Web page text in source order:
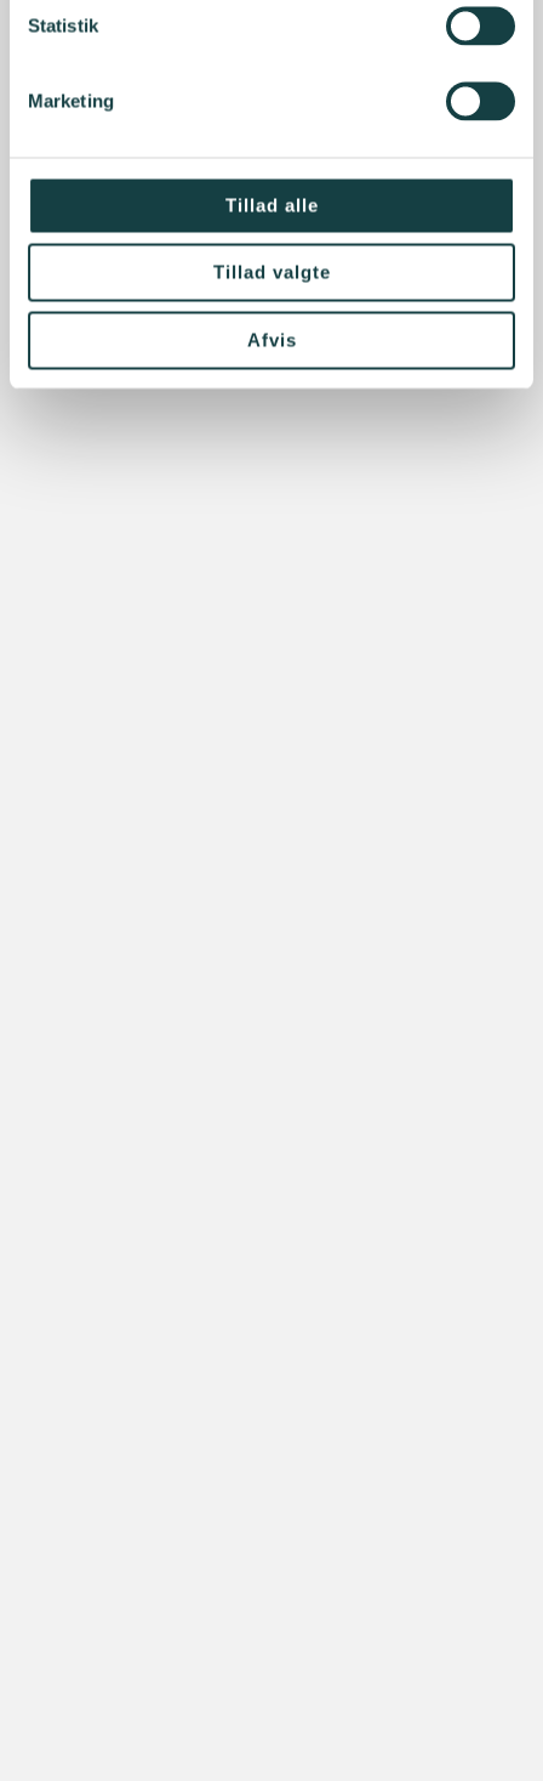
Statistik
Marketing
Tillad alle
Tillad valgte
Afvis